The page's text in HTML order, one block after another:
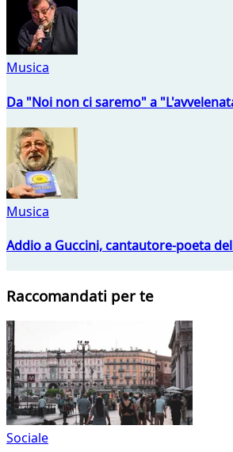
Musica
Da "Noi non ci saremo" a
Musica
Addio a Guccini, cantautore-poeta
Raccomandati per te
Sociale